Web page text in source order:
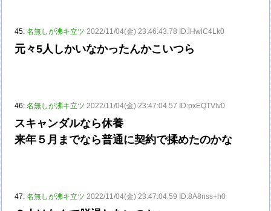
45:名無しが沸キ立ツ 2022/11/04(金) 23:46:43.78 ID:lHwlC4Lk0
元々5人しかいなかったんかこいつら
46:名無しが沸キ立ツ 2022/11/04(金) 23:47:04.57 ID:pxEQTVlv0
スキャンダルなら休養
来年５月までなら普通に契約で揉めたのかな
47:名無しが沸キ立ツ 2022/11/04(金) 23:47:04.59 ID:8A8nss+h0